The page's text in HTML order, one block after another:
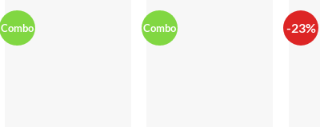
Combo Combo -23%